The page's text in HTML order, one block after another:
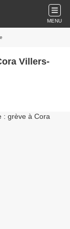
MENU
Villers-